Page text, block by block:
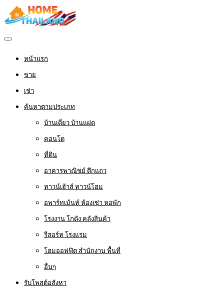
หน้าแรก
ขาย
เช่า
ค้นหาตามประเภท
บ้านเดี่ยว บ้านแฝด
คอนโด
ที่ดิน
อาคารพาณิชย์ ตึกแถว
ทาวน์เฮ้าส์ ทาวน์โฮม
อพาร์ทเม้นท์ ห้องเช่า หอพัก
โรงงาน โกดัง คลังสินค้า
รีสอร์ท โรงแรม
โฮมออฟฟิต สำนักงาน พื้นที่
อื่นๆ
รับโพสต์อสังหา